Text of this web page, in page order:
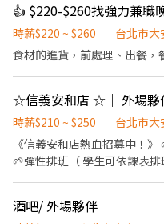
清潔打掃 《內場PT工作》 ．食材清洗與分裝 ．餐點的擺盤出餐 ．
操作洗碗機洗餐具 「無經驗可，認真學一個月能學完」 「誠徵長期
者（半年以上），做滿3個月再加薪」 《員工福利》
👍 $220-$260找強力兼職
時薪$220 ~ $260
台北市大
食材的進貨，前處理、出餐，
時薪$210 ~ $250
台北市大
《信義安和店熱血招募中！》 🌱歡迎親切、服務熱忱的夥伴加入！
🌱彈性排班（ 學生可依課表
可達✦時薪250元以上（含獎
酒吧/ 外場夥伴